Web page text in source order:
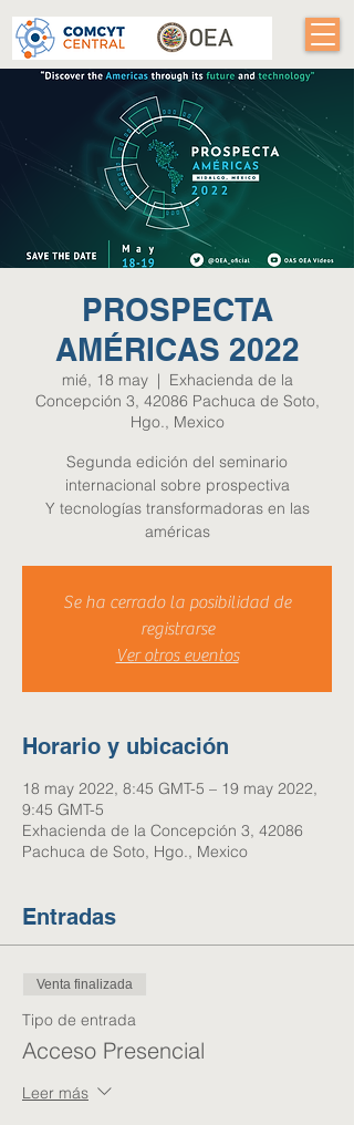
PROSPECTA
AMÉRICAS 2022
mié, 18 may
  |
Exhacienda de la
Concepción 3, 42086 Pachuca de Soto,
Hgo., Mexico
Segunda edición del seminario
internacional sobre prospectiva
Y tecnologías transformadoras en las
américas
Se ha cerrado la posibilidad de
registrarse
Ver otros eventos
Horario y ubicación
18 may 2022, 8:45 GMT-5 – 19 may 2022,
9:45 GMT-5
Exhacienda de la Concepción 3, 42086
Pachuca de Soto, Hgo., Mexico
Entradas
Venta finalizada
Tipo de entrada
Acceso Presencial
Leer más